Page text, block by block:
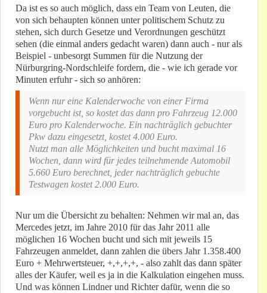
Da ist es so auch möglich, dass ein Team von Leuten, die
von sich behaupten können unter politischem Schutz zu
stehen, sich durch Gesetze und Verordnungen geschützt
sehen (die einmal anders gedacht waren) dann auch - nur als
Beispiel - unbesorgt Summen für die Nutzung der
Nürburgring-Nordschleife fordern, die - wie ich gerade vor
Minuten erfuhr - sich so anhören:
Wenn nur eine Kalenderwoche von einer Firma
vorgebucht ist, so kostet das dann pro Fahrzeug 12.000
Euro pro Kalenderwoche. Ein nachträglich gebuchter
Pkw dazu eingesetzt, kostet 4.000 Euro.
Nutzt man alle Möglichkeiten und bucht maximal 16
Wochen, dann wird für jedes teilnehmende Automobil
5.660 Euro berechnet, jeder nachträglich gebuchte
Testwagen kostet 2.000 Euro.
Nur um die Übersicht zu behalten: Nehmen wir mal an, das
Mercedes jetzt, im Jahre 2010 für das Jahr 2011 alle
möglichen 16 Wochen bucht und sich mit jeweils 15
Fahrzeugen anmeldet, dann zahlen die übers Jahr 1.358.400
Euro + Mehrwertsteuer, +,+,+,+, - also zahlt das dann später
alles der Käufer, weil es ja in die Kalkulation eingehen muss.
Und was können Lindner und Richter dafür, wenn die so